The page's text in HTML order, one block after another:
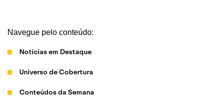
Navegue pelo conteúdo:
Notícias em Destaque
Universo de Cobertura
Conteúdos da Semana